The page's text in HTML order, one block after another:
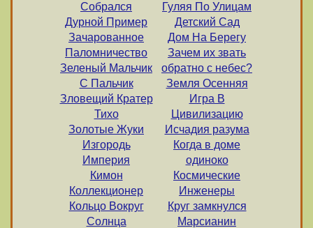
Собрался
Дурной Пример
Зачарованное
Паломничество
Зеленый Мальчик
С Пальчик
Зловещий Кратер
Тихо
Золотые Жуки
Изгородь
Империя
Кимон
Коллекционер
Кольцо Вокруг
Солнца
Гуляя По Улицам
Детский Сад
Дом На Берегу
Зачем их звать
обратно с небес?
Земля Осенняя
Игра В
Цивилизацию
Исчадия разума
Когда в доме
одиноко
Космические
Инженеры
Круг замкнулся
Марсианин